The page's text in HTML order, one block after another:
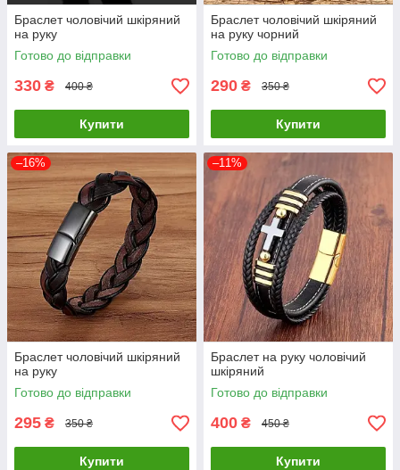
Браслет чоловічий шкіряний
на руку
Готово до відправки
330 ₴ 400 ₴
Купити
Браслет чоловічий шкіряний
на руку чорний
Готово до відправки
290 ₴ 350 ₴
Купити
–16%
Браслет чоловічий шкіряний
на руку
Готово до відправки
295 ₴ 350 ₴
Купити
–11%
Браслет на руку чоловічий
шкіряний
Готово до відправки
400 ₴ 450 ₴
Купити